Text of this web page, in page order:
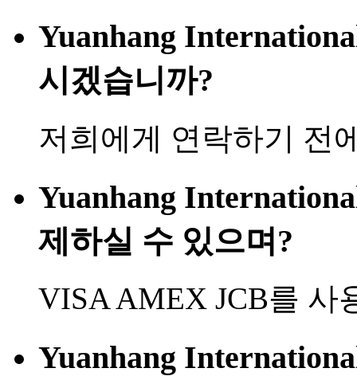
Yuanhang
시겠습니까?
저희에게 연락하기 전
Yuanhang
제하실 수 있으며?
VISA AMEX JCB를 사
Yuanhang